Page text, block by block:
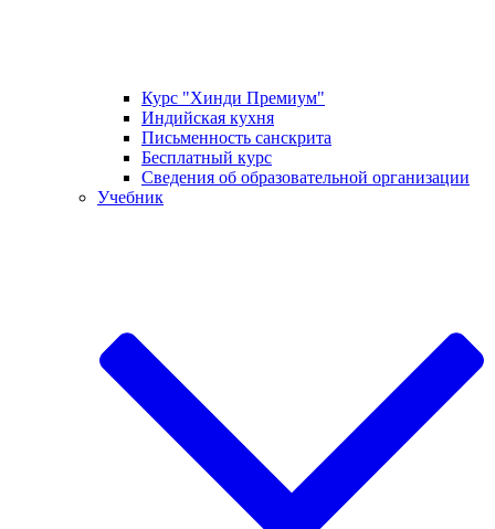
Курс "Хинди Премиум"
Индийская кухня
Письменность санскрита
Бесплатный курс
Сведения об образовательной организации
Учебник